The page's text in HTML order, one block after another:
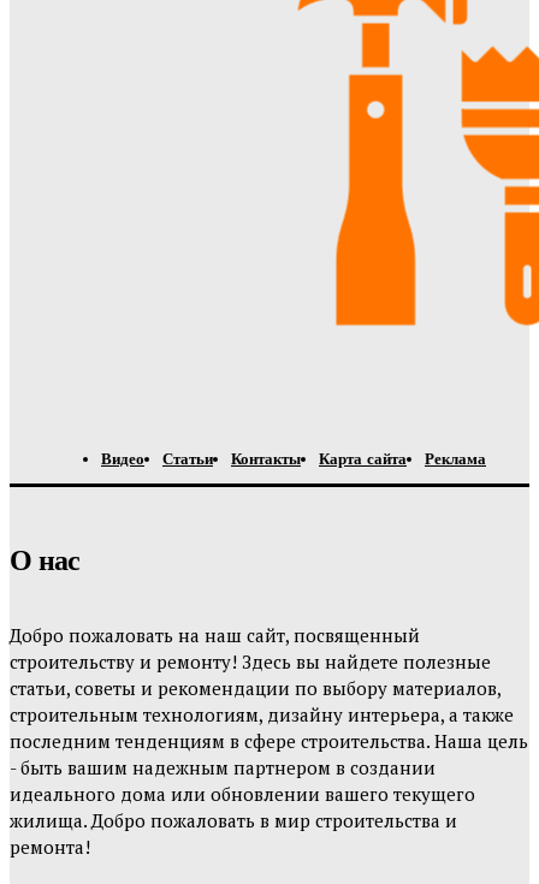
Видео Статьи Контакты Карта сайта Реклама
О нас
Добро пожаловать на наш сайт, посвященный
строительству и ремонту! Здесь вы найдете полезные
статьи, советы и рекомендации по выбору материалов,
строительным технологиям, дизайну интерьера, а также
последним тенденциям в сфере строительства. Наша цель
- быть вашим надежным партнером в создании
идеального дома или обновлении вашего текущего
жилища. Добро пожаловать в мир строительства и
ремонта!